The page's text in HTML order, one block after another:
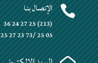
 الإتصال بنا
(213) 25 27 24 36
27 23 73/ 25 05